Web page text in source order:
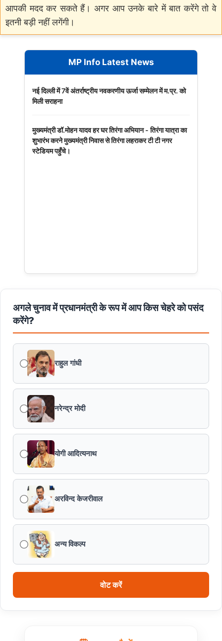
आपकी मदद कर सकते हैं। अगर आप उनके बारे में बात करेंगे तो वे
इतनी बड़ी नहीं लगेंगी।
MP Info Latest News
नई दिल्ली में 7वें अंतर्राष्ट्रीय नवकरणीय ऊर्जा सम्मेलन में म.प्र. को
मिली सराहना
मुख्यमंत्री डॉ.मोहन यादव हर घर तिरंगा अभियान - तिरंगा यात्रा का
शुभारंभ करने मुख्यमंत्री निवास से तिरंगा लहराकर टी टी नगर
स्टेडियम पहुँचे।
अगले चुनाव में प्रधानमंत्री के रूप में आप किस चेहरे को पसंद
करेंगे?
राहुल गांधी
नरेन्द्र मोदी
योगी आदित्यनाथ
अरविन्द केजरीवाल
अन्य विकल्प
वोट करें